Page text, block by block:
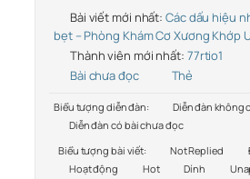
Bài viết mới nhất: Các dấu hiệu
bẹt – Phòng Khám Cơ Xương Khớp
Thành viên mới nhất: 77rtio1
Bài chưa đọc
Thẻ
Biểu tượng diễn đàn:
Diễn đàn không
Diễn đàn có bài chưa đọc
Biểu tượng bài viết:
Not Replied
Hoạt động
Hot Dính